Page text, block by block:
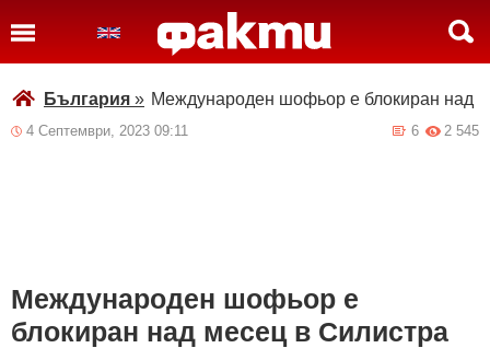
България » Международен шофьор е блокиран над
4 Септември, 2023 09:11 2 545
6
Международен шофьор е
блокиран над месец в Силистра